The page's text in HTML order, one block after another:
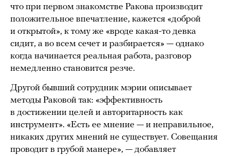
что при первом знакомстве Ракова производит
положительное впечатление, кажется «доброй
и открытой», к тому же «вроде какая-то девка
сидит, а во всем сечет и разбирается» — однако
когда начинается реальная работа, разговор
немедленно становится резче.
Другой бывший сотрудник мэрии описывает
методы Раковой так: «эффективность
в достижении целей и авторитарность как
инструмент». «Есть ее мнение — и неправильное,
никаких других мнений не существует. Совещания
проводит в грубой манере», — добавляет